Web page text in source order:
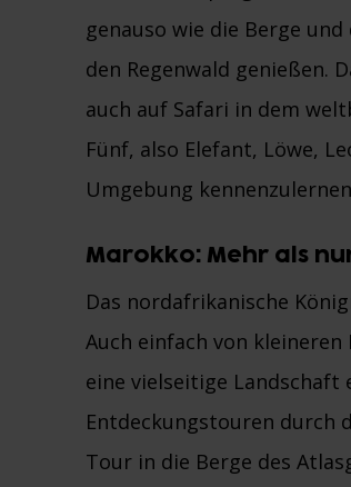
genauso wie die Berge
den Regenwald genießen.
auch auf Safari in dem
Fünf, also Elefant, Löwe,
Umgebung
Marokko: Mehr als
Das nordafrikanische
Auch einfach von
eine vielseitige Landschaft
Entdeckungstouren durch
Tour in die Berge des